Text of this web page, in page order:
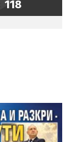
118